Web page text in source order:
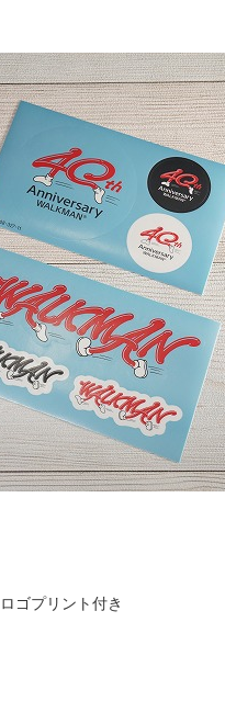
ゴプリント付き